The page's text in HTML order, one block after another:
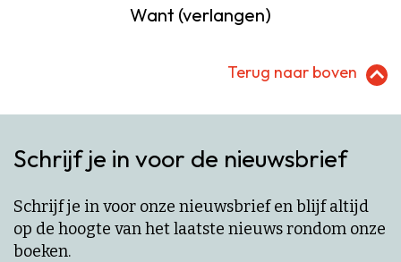
Want (verlangen)
Terug naar boven
Schrijf je in voor de nieuwsbrief
Schrijf je in voor onze nieuwsbrief en blijf altijd
op de hoogte van het laatste nieuws rondom onze
boeken.